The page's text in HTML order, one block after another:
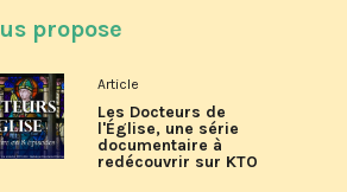
propose
Article
Les Docteurs de
l'Église, une série
documentaire à
redécouvrir sur KTO